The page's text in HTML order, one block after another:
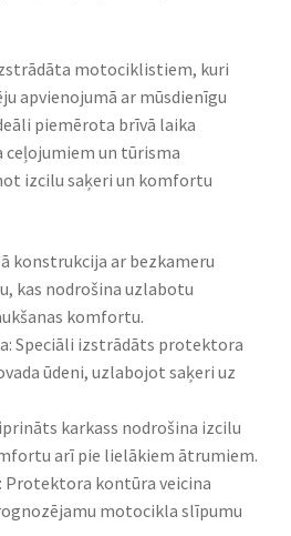
motociklistiem, kuri
apvienojumā ar mūsdienīgu
piemērota brīvā laika
ceļojumiem un tūrisma
izcilu saķeri un komfortu
konstrukcija ar bezkameru
kas nodrošina uzlabotu
komfortu.​
Speciāli izstrādāts protektora
ūdeni, uzlabojot saķeri uz
karkass nodrošina izcilu
arī pie lielākiem ātrumiem.​
Protektora kontūra veicina
motocikla slīpumu